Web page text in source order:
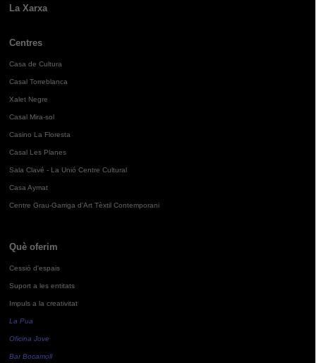
La Xarxa
Centres
Casa de Cultura
Casal Torreblanca
Xalet Negre
Casal Mira-sol
Casino La Floresta
Casal Les Planes
Sala Clavé - La Unió Centre Cultural
Casa Aymat
Centre Grau-Garriga d'Art Tèxtil Contemporani
Què oferim
Cessió d'espais
Suport a les entitats
Impuls a la creativitat
La Pua
Oficina Jove
Bar Bocamoll